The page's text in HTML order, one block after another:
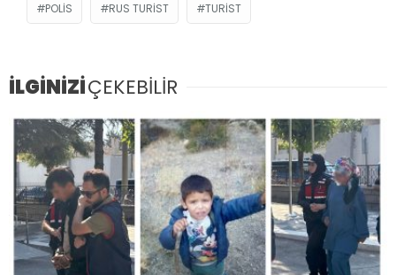
POLIS RUS TURIST TURIST
İLGİNİZİÇEKEBİLİR